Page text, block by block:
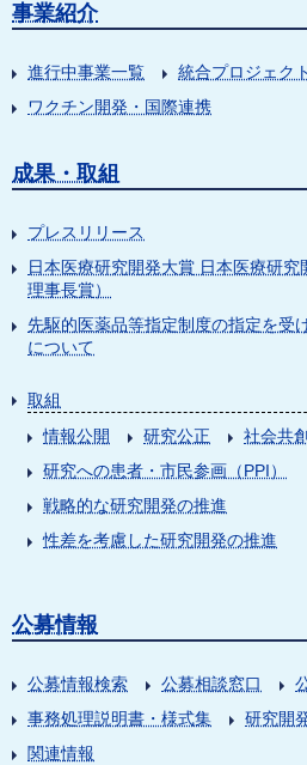
事業紹介
進行中事業一覧
統合プロジェク
ワクチン開発・国際連携
成果・取組
プレスリリース
日本医療研究開発大賞 日本医療研
理事長賞）
先駆的医薬品等指定制度の指定を受
について
取組
情報公開
研究公正
社会共創
研究への患者・市民参画（PPI）
戦略的な研究開発の推進
性差を考慮した研究開発の推進
公募情報
公募情報検索 公募相談窓口
事務処理説明書・様式集
研究開
関連情報